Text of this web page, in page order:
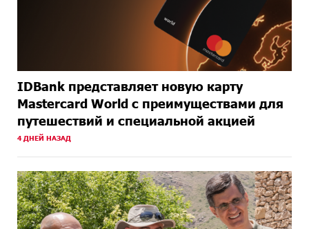
IDBank представляет новую карту
Mastercard World с преимуществами для
путешествий и специальной акцией
4 ДНЕЙ НАЗАД